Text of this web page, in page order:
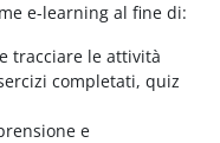
e-learning al fine di:
tracciare le attività
completati, quiz
e